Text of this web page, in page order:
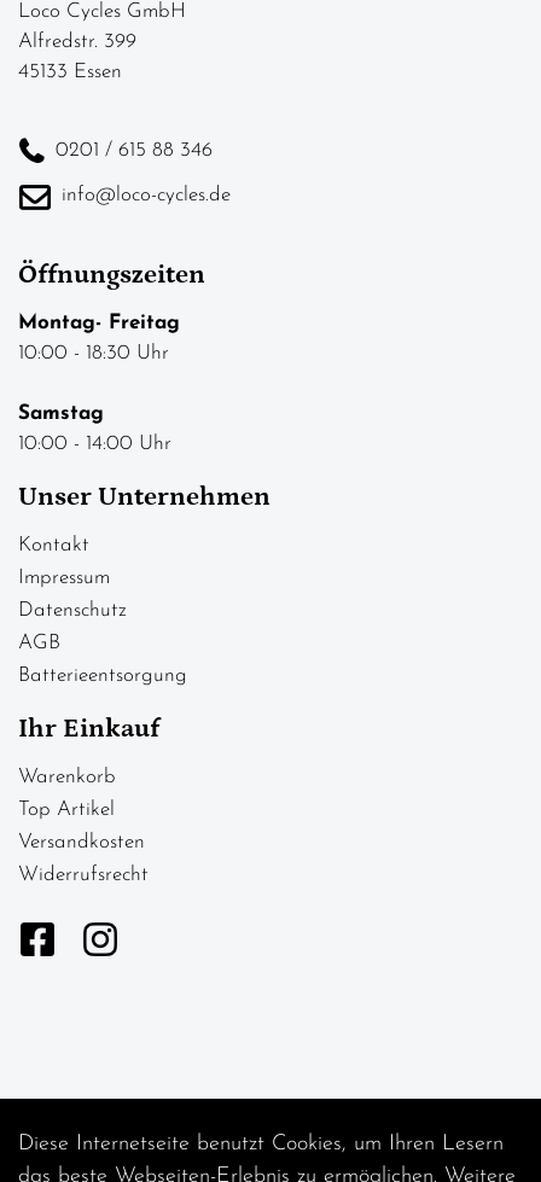
Loco Cycles GmbH
Alfredstr. 399
45133 Essen
0201 / 615 88 346
info@loco-cycles.de
Öffnungszeiten
Montag- Freitag
10:00 - 18:30 Uhr
Samstag
10:00 - 14:00 Uhr
Unser Unternehmen
Kontakt
Impressum
Datenschutz
AGB
Batterieentsorgung
Ihr Einkauf
Warenkorb
Top Artikel
Versandkosten
Widerrufsrecht
Diese Internetseite benutzt Cookies, um Ihren Lesern
das beste Webseiten-Erlebnis zu ermöglichen. Weitere
Auftrag widerrufen